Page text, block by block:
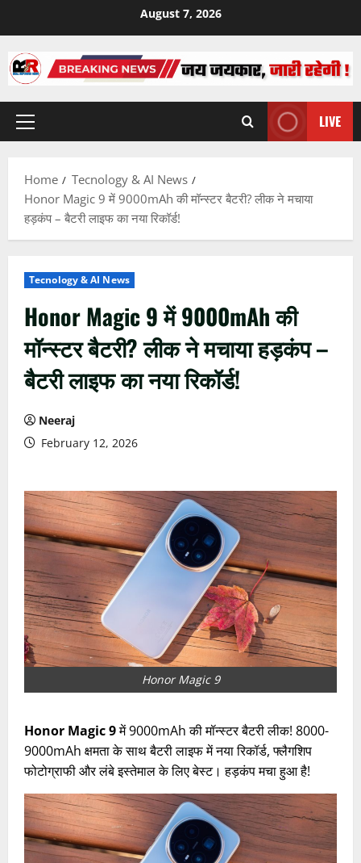
content
August 7, 2026
Primary
LIVE
Home
Tecnology & AI News
Honor Magic 9 में 9000mAh की मॉन्स्टर बैटरी? लीक ने मचाया
हड़कंप – बैटरी लाइफ का नया रिकॉर्ड!
Tecnology & AI News
Honor Magic 9 में 9000mAh की
मॉन्स्टर बैटरी? लीक ने मचाया हड़कंप –
बैटरी लाइफ का नया रिकॉर्ड!
Neeraj
February 12, 2026
Honor Magic 9
Honor Magic 9में 9000mAh की मॉन्स्टर बैटरी लीक! 8000-
9000mAh क्षमता के साथ बैटरी लाइफ में नया रिकॉर्ड, फ्लैगशिप
फोटोग्राफी और लंबे इस्तेमाल के लिए बेस्ट। हड़कंप मचा हुआ है!